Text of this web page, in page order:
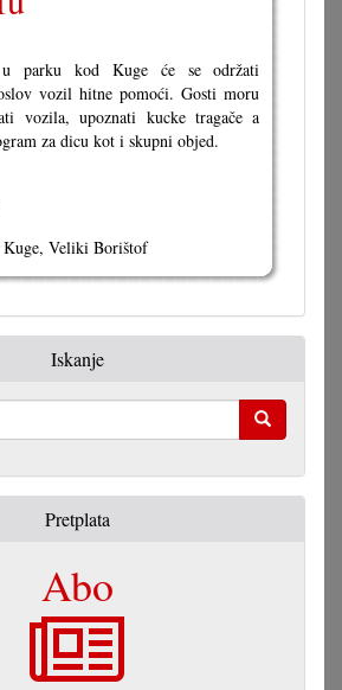
parku kod Kuge će se održati
vozil hitne pomoći. Gosti moru
vozila, upoznati kucke tragače a
za dicu kot i skupni objed.
Kuge, Veliki Borištof
Iskanje
Pretplata
Abo